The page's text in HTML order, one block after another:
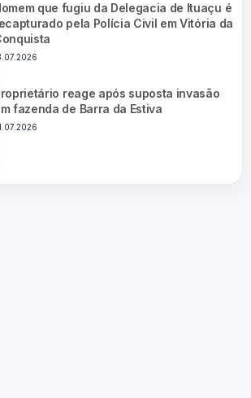
que fugiu da Delegacia de Ituaçu é
pela Polícia Civil em Vitória da
reage após suposta invasão
fazenda de Barra da Estiva